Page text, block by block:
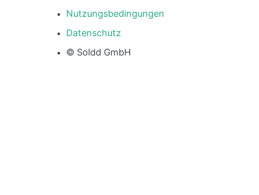
Nutzungsbedingungen
Datenschutz
© Soldd GmbH